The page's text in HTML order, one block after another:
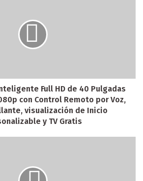
Full HD de 40 Pulgadas
con Control Remoto por Voz,
visualización de Inicio
y TV Gratis